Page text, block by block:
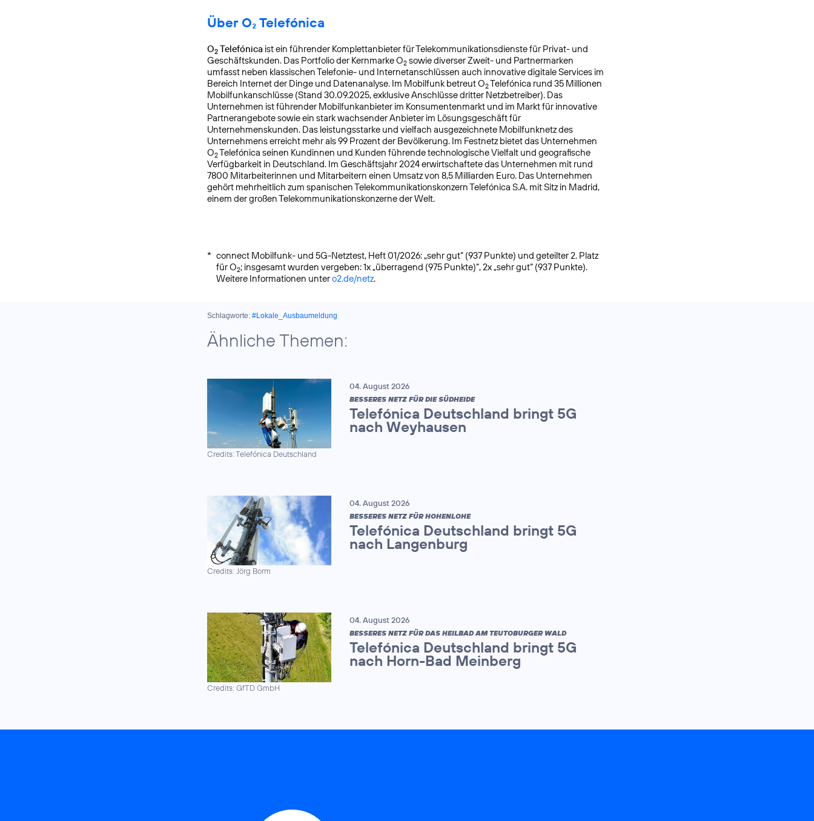
Über O₂ Telefónica
O2 Telefónica ist ein führender Komplettanbieter für Telekommunikationsdienste für Privat- und
Geschäftskunden. Das Portfolio der Kernmarke O2 sowie diverser Zweit- und Partnermarken
umfasst neben klassischen Telefonie- und Internetanschlüssen auch innovative digitale Services im
Bereich Internet der Dinge und Datenanalyse. Im Mobilfunk betreut O2Telefónica rund 35 Millionen
Mobilfunkanschlüsse (Stand 30.09.2025, exklusive Anschlüsse dritter Netzbetreiber). Das
Unternehmen ist führender Mobilfunkanbieter im Konsumentenmarkt und im Markt für innovative
Partnerangebote sowie ein stark wachsender Anbieter im Lösungsgeschäft für
Unternehmenskunden. Das leistungsstarke und vielfach ausgezeichnete Mobilfunknetz des
Unternehmens erreicht mehr als 99 Prozent der Bevölkerung. Im Festnetz bietet das Unternehmen
O2Telefónica seinen Kundinnen und Kunden führende technologische Vielfalt und geografische
Verfügbarkeit in Deutschland. Im Geschäftsjahr 2024 erwirtschaftete das Unternehmen mit rund
7800 Mitarbeiterinnen und Mitarbeitern einen Umsatz von 8,5 Milliarden Euro. Das Unternehmen
gehört mehrheitlich zum spanischen Telekommunikationskonzern Telefónica S.A. mit Sitz in Madrid,
einem der großen Telekommunikationskonzerne der Welt.
* connect Mobilfunk- und 5G-Netztest, Heft 01/2026: „sehr gut“ (937 Punkte) und geteilter 2. Platz
für O2; insgesamt wurden vergeben: 1x „überragend (975 Punkte)“, 2x „sehr gut“ (937 Punkte).
Weitere Informationen untero2.de/netz.
Schlagworte: #Lokale_Ausbaumeldung
Ähnliche Themen:
Credits: Telefónica Deutschland
04. August 2026
BESSERES NETZ FÜR DIE SÜDHEIDE
Telefónica Deutschland bringt 5G
nach Weyhausen
Credits: Jörg Borm
04. August 2026
BESSERES NETZ FÜR HOHENLOHE
Telefónica Deutschland bringt 5G
nach Langenburg
Credits: GfTD GmbH
04. August 2026
BESSERES NETZ FÜR DAS HEILBAD AM TEUTOBURGER WALD
Telefónica Deutschland bringt 5G
nach Horn-Bad Meinberg